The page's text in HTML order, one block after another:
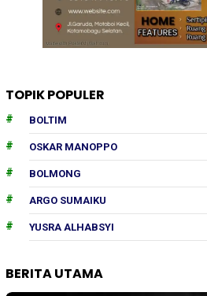
TOPIK POPULER
BOLTIM
OSKAR MANOPPO
BOLMONG
ARGO SUMAIKU
YUSRA ALHABSYI
BERITA UTAMA